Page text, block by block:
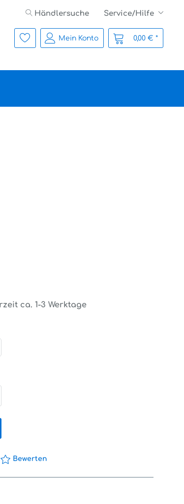
Händlersuche Service/Hilfe
Mein Konto 0,00 € *
ca. 1-3 Werktage
Bewerten